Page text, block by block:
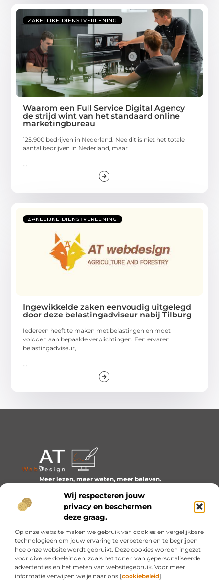
Wij respecteren jouw
privacy en beschermen
deze graag.
Op onze website maken we gebruik van cookies en vergelijkbare
technologieën om jouw ervaring te verbeteren en te begrijpen
hoe onze website wordt gebruikt. Deze cookies worden ingezet
voor diverse doeleinden, zoals het tonen van gepersonaliseerde
advertenties en het meten van websitegebruik. Voor meer
informatie verwijzen we je naar ons [cookiebeleid].
ZAKELIJKE DIENSTVERLENING
Waarom een Full Service Digital Agency
de strijd wint van het standaard online
marketingbureau
125.900 bedrijven in Nederland. Nee dit is niet het totale
aantal bedrijven in Nederland, maar
...
ZAKELIJKE DIENSTVERLENING
Ingewikkelde zaken eenvoudig uitgelegd
door deze belastingadviseur nabij Tilburg
Iedereen heeft te maken met belastingen en moet
voldoen aan bepaalde verplichtingen. Een ervaren
belastingadviseur,
Meer lezen, meer weten, meer beleven.
het dagelijks leven boeiend maakt.
Bericht categorie
Onze informatie